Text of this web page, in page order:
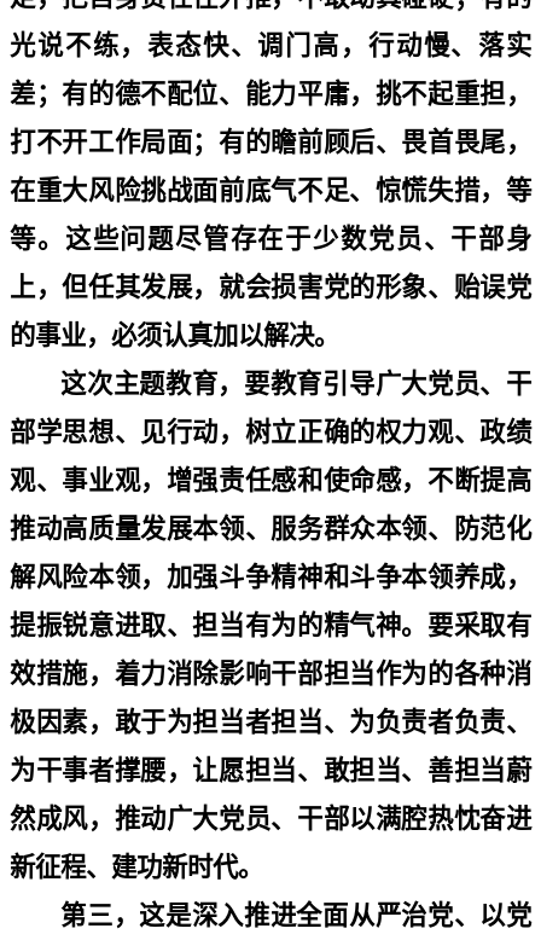
光说不练，表态快、调门高，行动慢、落实
差；有的德不配位、能力平庸，挑不起重担，
打不开工作局面；有的瞻前顾后、畏首畏尾，
在重大风险挑战面前底气不足、惊慌失措，等
等。这些问题尽管存在于少数党员、干部身
上，但任其发展，就会损害党的形象、贻误党
的事业，必须认真加以解决。
这次主题教育，要教育引导广大党员、干
部学思想、见行动，树立正确的权力观、政绩
观、事业观，增强责任感和使命感，不断提高
推动高质量发展本领、服务群众本领、防范化
解风险本领，加强斗争精神和斗争本领养成，
提振锐意进取、担当有为的精气神。要采取有
效措施，着力消除影响干部担当作为的各种消
极因素，敢于为担当者担当、为负责者负责、
为干事者撑腰，让愿担当、敢担当、善担当蔚
然成风，推动广大党员、干部以满腔热忱奋进
新征程、建功新时代。
第三，这是深入推进全面从严治党、以党